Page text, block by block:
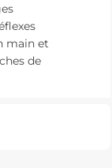
main et
de